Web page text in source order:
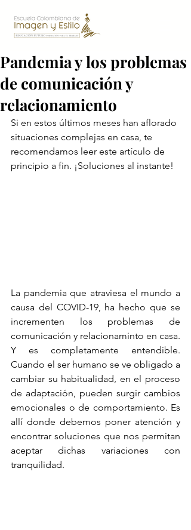
Pandemia y los problemas
de comunicación y
relacionamiento
Si en estos últimos meses han aflorado
situaciones complejas en casa, te
recomendamos leer este artículo de
principio a fin. ¡Soluciones al instante!
La pandemia que atraviesa el mundo a
causa del COVID-19, ha hecho que se
incrementen los problemas de
comunicación y relacionaminto en casa.
Y es completamente entendible.
Cuando el ser humano se ve obligado a
cambiar su habitualidad, en el proceso
de adaptación, pueden surgir cambios
emocionales o de comportamiento. Es
allí donde debemos poner atención y
encontrar soluciones que nos permitan
aceptar dichas variaciones con
tranquilidad.